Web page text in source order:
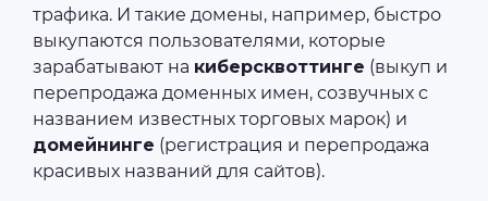
трафика. И такие домены, например, быстро
выкупаются пользователями, которые
зарабатывают на киберсквоттинге (выкуп и
перепродажа доменных имен, созвучных с
названием известных торговых марок) и
домейнинге (регистрация и перепродажа
красивых названий для сайтов).